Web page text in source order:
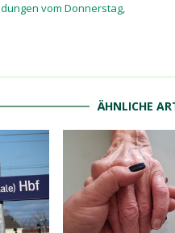
vom Donnerstag,
ÄHNLICHE